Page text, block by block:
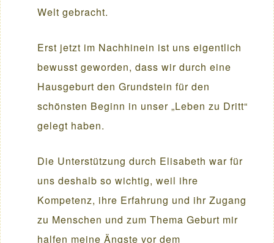
Welt gebracht.
Erst jetzt im Nachhinein ist uns eigentlich
bewusst geworden, dass wir durch eine
Hausgeburt den Grundstein für den
schönsten Beginn in unser „Leben zu Dritt“
gelegt haben.
Die Unterstützung durch Elisabeth war für
uns deshalb so wichtig, weil ihre
Kompetenz, ihre Erfahrung und ihr Zugang
zu Menschen und zum Thema Geburt mir
halfen meine Ängste vor dem